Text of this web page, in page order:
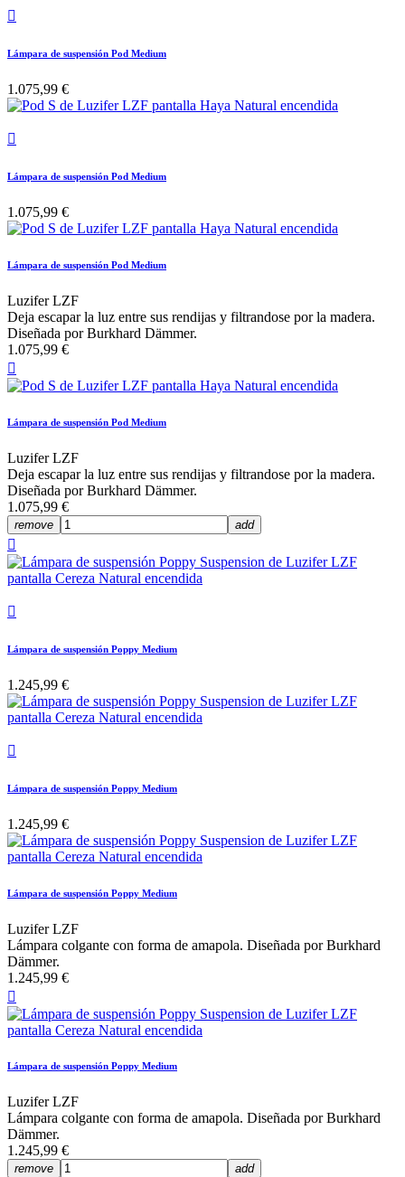

Lámpara de suspensión Pod Medium
1.075,99 €

Lámpara de suspensión Pod Medium
1.075,99 €
Lámpara de suspensión Pod Medium
Luzifer LZF
Deja escapar la luz entre sus rendijas y filtrandose por la madera.
Diseñada por Burkhard Dämmer.
1.075,99 €

Lámpara de suspensión Pod Medium
Luzifer LZF
Deja escapar la luz entre sus rendijas y filtrandose por la madera.
Diseñada por Burkhard Dämmer.
1.075,99 €
remove add


Lámpara de suspensión Poppy Medium
1.245,99 €

Lámpara de suspensión Poppy Medium
1.245,99 €
Lámpara de suspensión Poppy Medium
Luzifer LZF
Lámpara colgante con forma de amapola. Diseñada por Burkhard
Dämmer.
1.245,99 €

Lámpara de suspensión Poppy Medium
Luzifer LZF
Lámpara colgante con forma de amapola. Diseñada por Burkhard
Dämmer.
1.245,99 €
remove add